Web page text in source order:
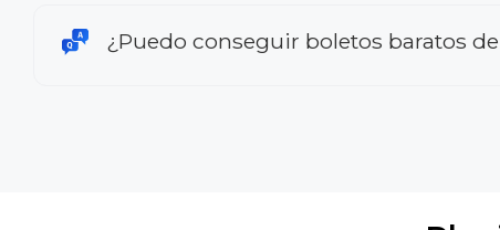
¿Puedo conseguir boletos baratos